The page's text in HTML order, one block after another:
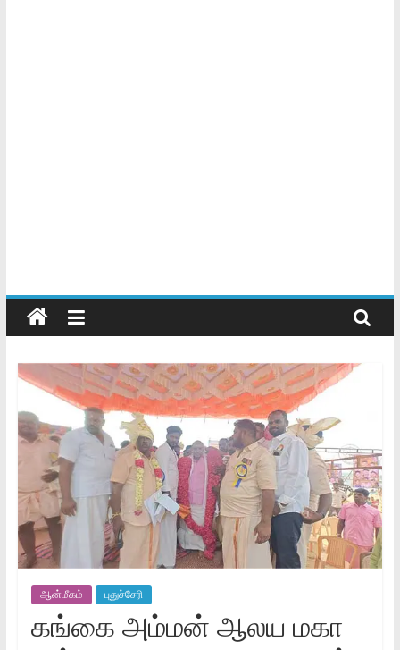
ஆன்மீகம் புதுச்சேரி
கங்கை அம்மன் ஆலய மகா